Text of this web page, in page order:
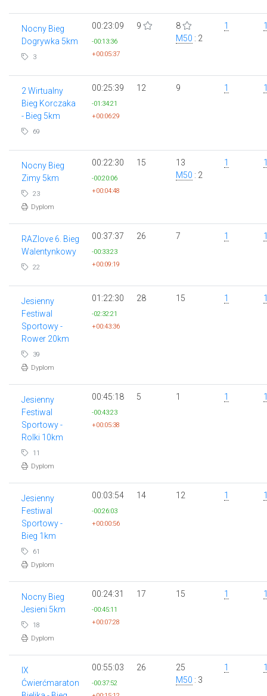
Nocny Bieg
Dogrywka 5km
3
00:23:09
-00:13:36
+00:05:37
9
8
M50 : 2
1
2 Wirtualny
Bieg Korczaka
- Bieg 5km
69
00:25:39
-01:34:21
+00:06:29
12 9 1
Nocny Bieg
Zimy 5km
23
Dyplom
00:22:30
-00:20:06
+00:04:48
15
13
M50 : 2
1
RAZlove 6. Bieg
Walentynkowy
22
00:37:37
-00:33:23
+00:09:19
26 7 1
Jesienny
Festiwal
Sportowy -
Rower 20km
39
Dyplom
01:22:30
-02:32:21
+00:43:36
28 15 1
Jesienny
Festiwal
Sportowy -
Rolki 10km
11
Dyplom
00:45:18
-00:43:23
+00:05:38
5 1 1
Jesienny
Festiwal
Sportowy -
Bieg 1km
61
Dyplom
00:03:54
-00:26:03
+00:00:56
14 12 1
Nocny Bieg
Jesieni 5km
18
Dyplom
00:24:31
-00:45:11
+00:07:28
17 15 1
IX
Ćwierćmaraton
00:55:03
-00:37:52
26
25
M50 : 3
1